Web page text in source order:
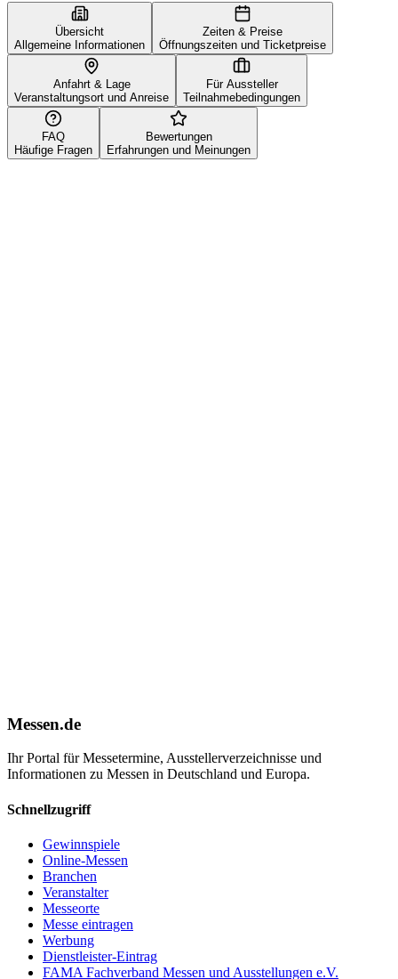
Übersicht
Allgemeine Informationen
Zeiten & Preise
Öffnungszeiten und Ticketpreise
Anfahrt & Lage
Veranstaltungsort und Anreise
Für Aussteller
Teilnahmebedingungen
FAQ
Häufige Fragen
Bewertungen
Erfahrungen und Meinungen
Messen.de
Ihr Portal für Messetermine, Ausstellerverzeichnisse und
Informationen zu Messen in Deutschland und Europa.
Schnellzugriff
Gewinnspiele
Online-Messen
Branchen
Veranstalter
Messeorte
Messe eintragen
Werbung
Dienstleister-Eintrag
FAMA Fachverband Messen und Ausstellungen e.V.